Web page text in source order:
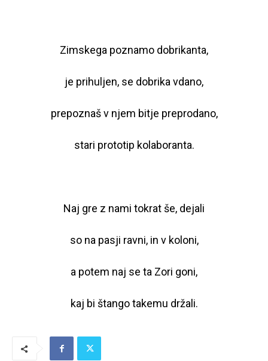
Zimskega poznamo dobrikanta,
je prihuljen, se dobrika vdano,
prepoznaš v njem bitje preprodano,
stari prototip kolaboranta.
Naj gre z nami tokrat še, dejali
so na pasji ravni, in v koloni,
a potem naj se ta Zori goni,
kaj bi štango takemu držali.